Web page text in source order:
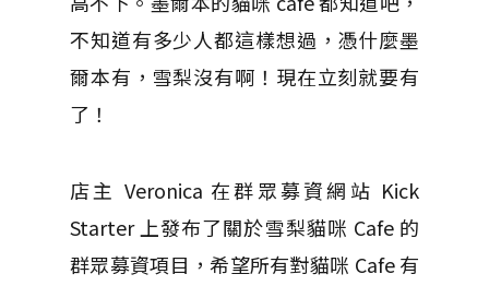
不知道有多少人都這樣想過，憑什麼墨
爾本有，雪梨沒有啊！現在立刻就要有
了！
店主 Veronica 在群眾募資網站 Kick
Starter 上發布了關於雪梨貓咪 Cafe 的
群眾募資項目，希望所有對貓咪 Cafe 有